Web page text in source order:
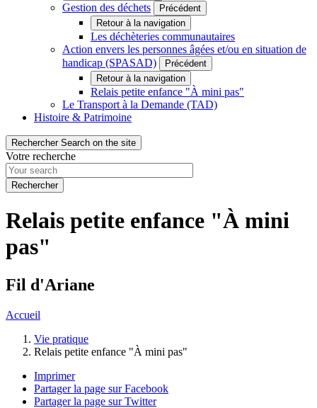
Gestion des déchets
Précédent
Retour à la navigation
Les déchèteries communautaires
Action envers les personnes âgées et/ou en situation de
handicap (SPASAD)
Précédent
Retour à la navigation
Relais petite enfance "À mini pas"
Le Transport à la Demande (TAD)
Histoire & Patrimoine
Rechercher Search on the site
Votre recherche
Relais petite enfance "À mini
pas"
Fil d'Ariane
Accueil
Vie pratique
Relais petite enfance "À mini pas"
Imprimer
Partager la page sur Facebook
Partager la page sur Twitter